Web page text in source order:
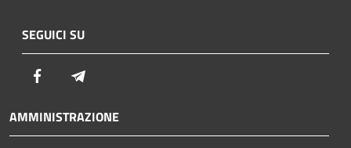
SEGUICI SU
Facebook
AMMINISTRAZIONE